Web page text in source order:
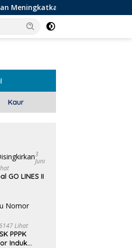
Ruang Publik dan Kebersihan
Kaur
3
Juni
GO LINES II
6147 Lihat
PPPK
Induk